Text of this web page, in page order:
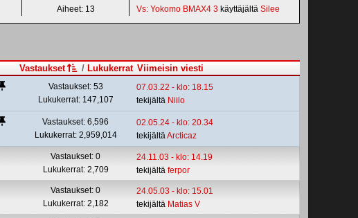
Aiheet: 13
Vs: Yokomo BMAX4 3 käyttäjältäSilee
Vastaukset / Lukukerrat Viimeisin viesti
Vastaukset: 53
Lukukerrat: 147,107
07.03.22 - klo: 18.15
tekijältä Niilo
Vastaukset: 6,596
Lukukerrat: 2,959,014
02.05.24 - klo: 20.34
tekijältäArcticaz
Vastaukset: 0
Lukukerrat: 2,709
24.11.03 - klo: 14.19
tekijältäferpor
Vastaukset: 0
Lukukerrat: 2,182
24.05.03 - klo: 15.01
tekijältä Matias V